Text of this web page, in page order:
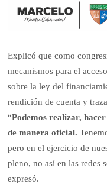
Explicó que como
mecanismos para el
sobre la ley del
rendición de cuenta y
“Podemos realizar,
de manera oficial.
pero en el ejercicio de
pleno, no así en las redes
expresó.